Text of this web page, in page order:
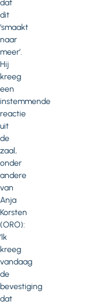
dat
dit
‘smaakt
naar
meer’.
Hij
kreeg
een
instemmende
reactie
uit
de
zaal,
onder
andere
van
Anja
Korsten
(ORO):
‘Ik
kreeg
vandaag
de
bevestiging
dat